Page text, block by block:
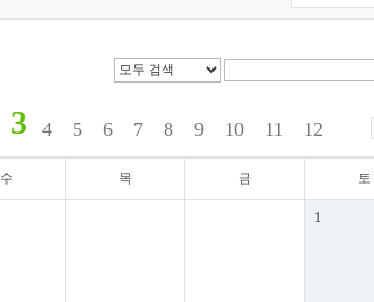
3 4 5 6 7 8 9 10 11 12
수 목 금 토
1